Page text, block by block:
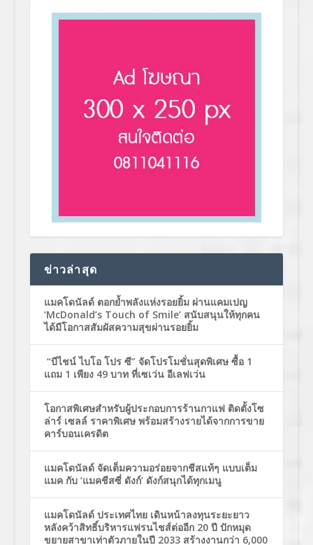
ข่าวล่าสุด
แมคโดนัลด์ ตอกย้ำพลังแห่งรอยยิ้ม ผ่านแคมเปญ
‘McDonald’s Touch of Smile’ สนับสนุนให้ทุกคน
ได้มีโอกาสสัมผัสความสุขผ่านรอยยิ้ม
“บีไชน์ ไบโอ โปร ซี” จัดโปรโมชั่นสุดพิเศษ ซื้อ 1
แถม 1 เพียง 49 บาท ที่เซเว่น อีเลฟเว่น
โอกาสพิเศษสำหรับผู้ประกอบการร้านกาแฟ ติดตั้งโซ
ล่าร์ เซลล์ ราคาพิเศษ พร้อมสร้างรายได้จากการขาย
คาร์บอนเครดิต
แมคโดนัลด์ จัดเต็มความอร่อยจากชีสแท้ๆ แบบเต็ม
แมค กับ ‘แมคชีสซี่ ดังก์’ ดังก์สนุกได้ทุกเมนู
แมคโดนัลด์ ประเทศไทย เดินหน้าลงทุนระยะยาว
หลังคว้าสิทธิ์บริหารแฟรนไชส์ต่ออีก 20 ปี ปักหมุด
ขยายสาขาเท่าตัวภายในปี 2033 สร้างงานกว่า 6,000